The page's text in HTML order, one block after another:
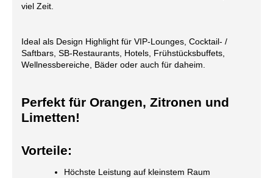
viel Zeit.
Ideal als Design Highlight für VIP-Lounges, Cocktail- /
Saftbars, SB-Restaurants, Hotels, Frühstücksbuffets,
Wellnessbereiche, Bäder oder auch für daheim.
Perfekt für Orangen, Zitronen und
Limetten!
Vorteile:
Höchste Leistung auf kleinstem Raum